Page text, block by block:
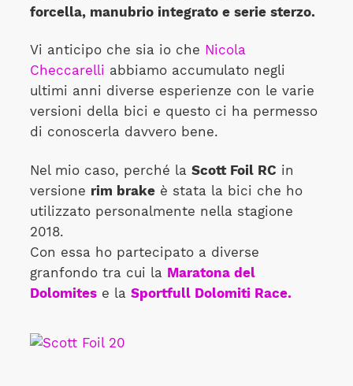
forcella, manubrio integrato e serie sterzo.
Vi anticipo che sia io che Nicola
Checcarelli abbiamo accumulato negli
ultimi anni diverse esperienze con le varie
versioni della bici e questo ci ha permesso
di conoscerla davvero bene.
Nel mio caso, perché la Scott Foil RC in
versione rim brakeè stata la bici che ho
utilizzato personalmente nella stagione
2018.
Con essa ho partecipato a diverse
granfondo tra cui la Maratona del
Dolomitese la Sportfull Dolomiti Race.